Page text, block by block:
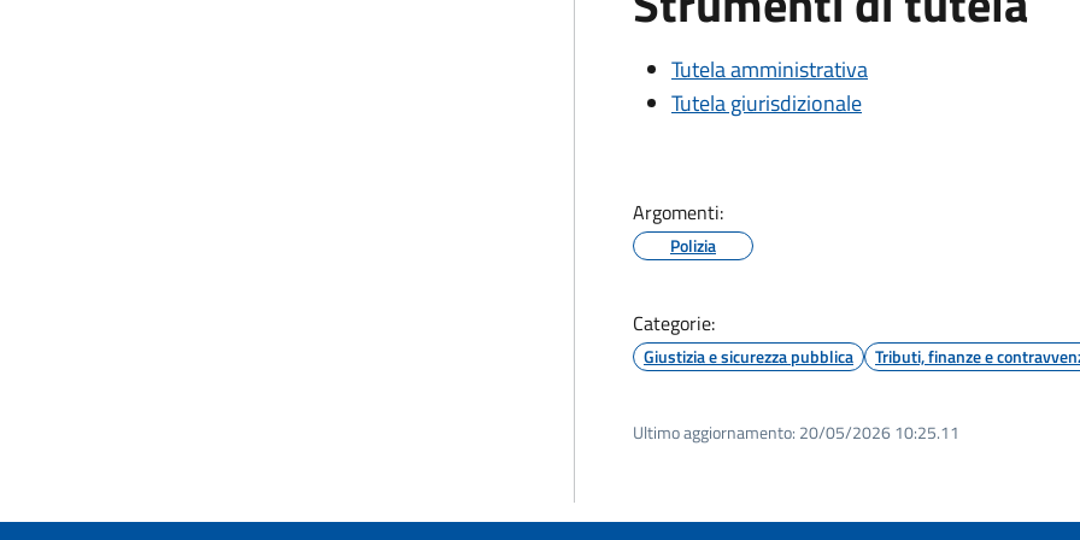
Tutela amministrativa
Tutela giurisdizionale
Argomenti:
Polizia
Categorie:
Giustizia e sicurezza pubblica Tributi, finanze e
Ultimo aggiornamento: 20/05/2026 10:25.11